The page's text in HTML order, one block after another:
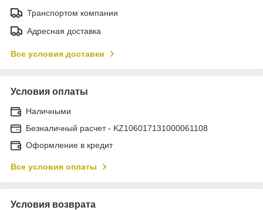
Транспортом компании
Адресная доставка
Все условия доставки
Условия оплаты
Наличными
Безналичный расчет - KZ106017131000061108
Оформление в кредит
Все условия оплаты
Условия возврата